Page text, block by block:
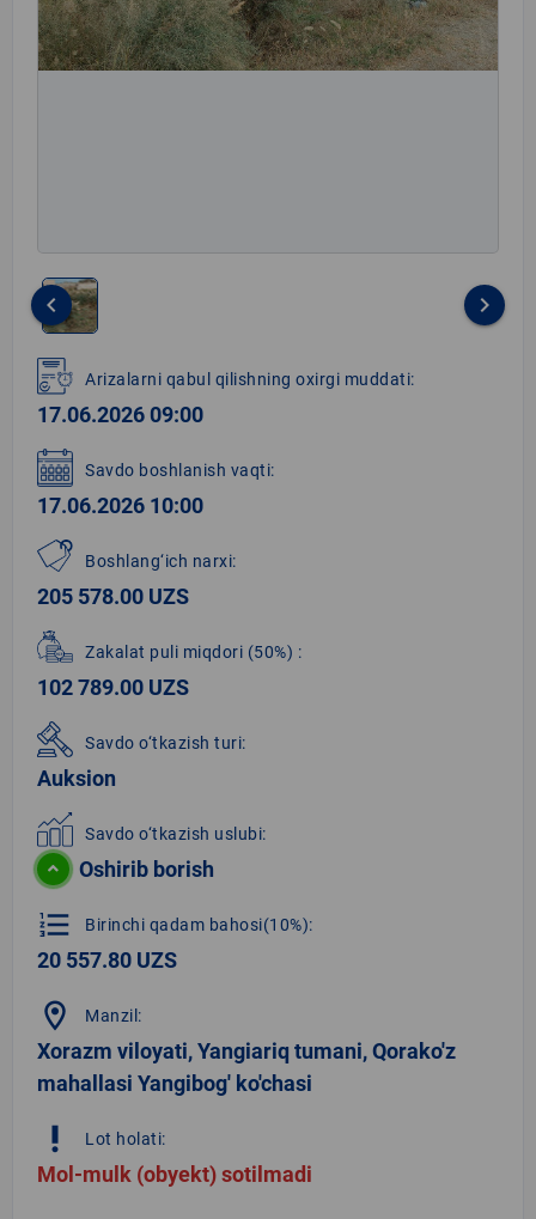
1
of
1
keyboard_arrow_left keyboard_arrow_right
Arizalarni qabul qilishning oxirgi muddati:
17.06.2026 09:00
Savdo boshlanish vaqti:
17.06.2026 10:00
Boshlang‘ich narxi:
205 578.00 UZS
Zakalat puli miqdori (50%) :
102 789.00 UZS
Savdo o‘tkazish turi:
Auksion
Savdo o‘tkazish uslubi:
Oshirib borish
format_list_numbered Birinchi qadam bahosi(10%):
20 557.80 UZS
location_on Manzil:
Xorazm viloyati, Yangiariq tumani, Qorako'z
mahallasi Yangibog' ko'chasi
priority_high Lot holati:
Mol-mulk (obyekt) sotilmadi